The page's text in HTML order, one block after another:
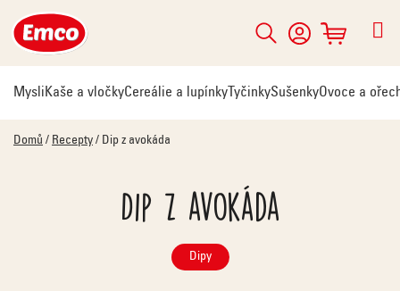
na
obsah
Hledat
NÁKUPNÍ
KOŠÍK
MysliKaše a vločkyCereálie a lupínky TyčinkySušenkyOvoce a
Domů / Recepty / Dip z avokáda
Dip z avokáda
Dipy